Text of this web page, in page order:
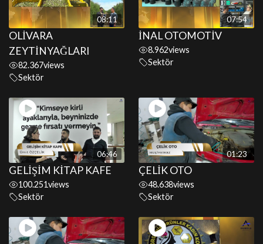
08:11
OLİVARA
ZEYTİNYAĞLARI
82.367views
Sektör
07:54
İNAL OTOMOTİV
8.962views
Sektör
06:46
GELİŞİM KİTAP KAFE
100.251views
Sektör
01:23
ÇELİK OTO
48.638views
Sektör